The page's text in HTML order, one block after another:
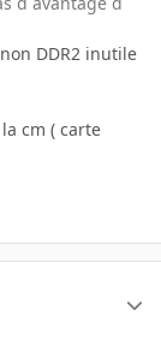
DDR2 inutile
cm ( carte